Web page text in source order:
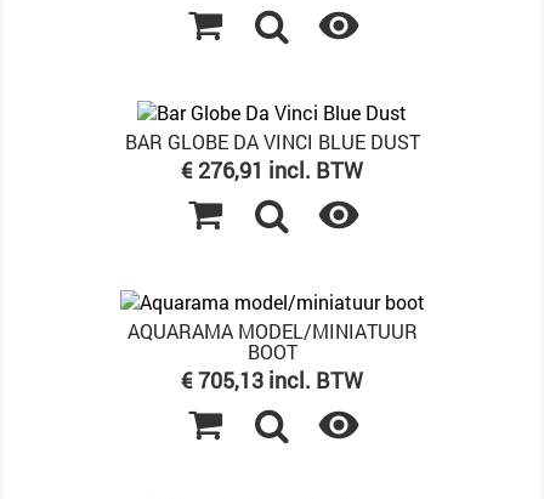

BAR GLOBE DA VINCI BLUE DUST
Prijs
€ 276,91 incl. BTW

AQUARAMA MODEL/MINIATUUR
BOOT
Prijs
€ 705,13 incl. BTW
